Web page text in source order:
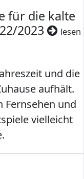
für die kalte
2023
lesen
und die
aufhält.
Fernsehen und
vielleicht